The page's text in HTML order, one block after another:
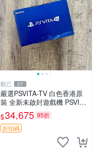
觀己 27
嚴選PSVITA-TV 白色香港原
裝 全新未啟封遊戲機 PSVITA
TV 行貨 電腦遊戲機 新款 全
套配件齊全
$34,675 95折
折扣碼